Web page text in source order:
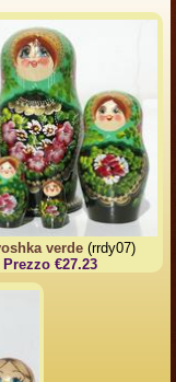
verde (rrdy07)
Prezzo €27.23